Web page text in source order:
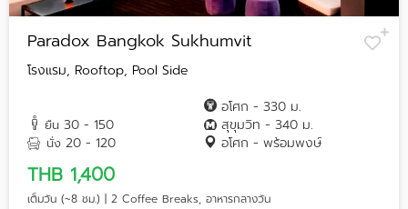
Paradox Bangkok Sukhumvit
โรงแรม, Rooftop, Pool Side
ยืน 30 - 150
นั่ง 20 - 120
อโศก - 330 ม.
สุขุมวิท - 340 ม.
อโศก - พร้อมพงษ์
THB 1,400
เต็มวัน (~8 ชม.) | 2 Coffee Breaks, อาหารกลางวัน